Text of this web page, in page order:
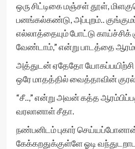
ஒரு சிட்டிகை மஞ்சள் தூள்,
பனங்கல்கண்டு, அப்புறம்..
எல்லாத்தையும் போட்டு
வேண்டாம்,” என்று பாடத்தை
அத்துடன் ஏதேதோ
ஒரே மாதத்தில் வைத்தாவின்
“சீ..,” என்று அவன் கத்த
வரலானாள் சீதா.
நண்பனிடம் புகார்
கேக்கறதுக்குள்ளே ஓடி